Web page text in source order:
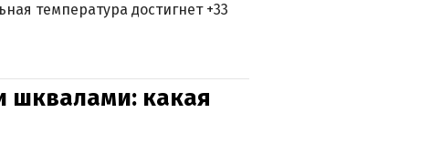
температура достигнет +33
шквалами: какая